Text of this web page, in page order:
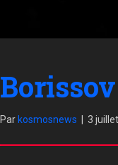
Par kosmosnews 3